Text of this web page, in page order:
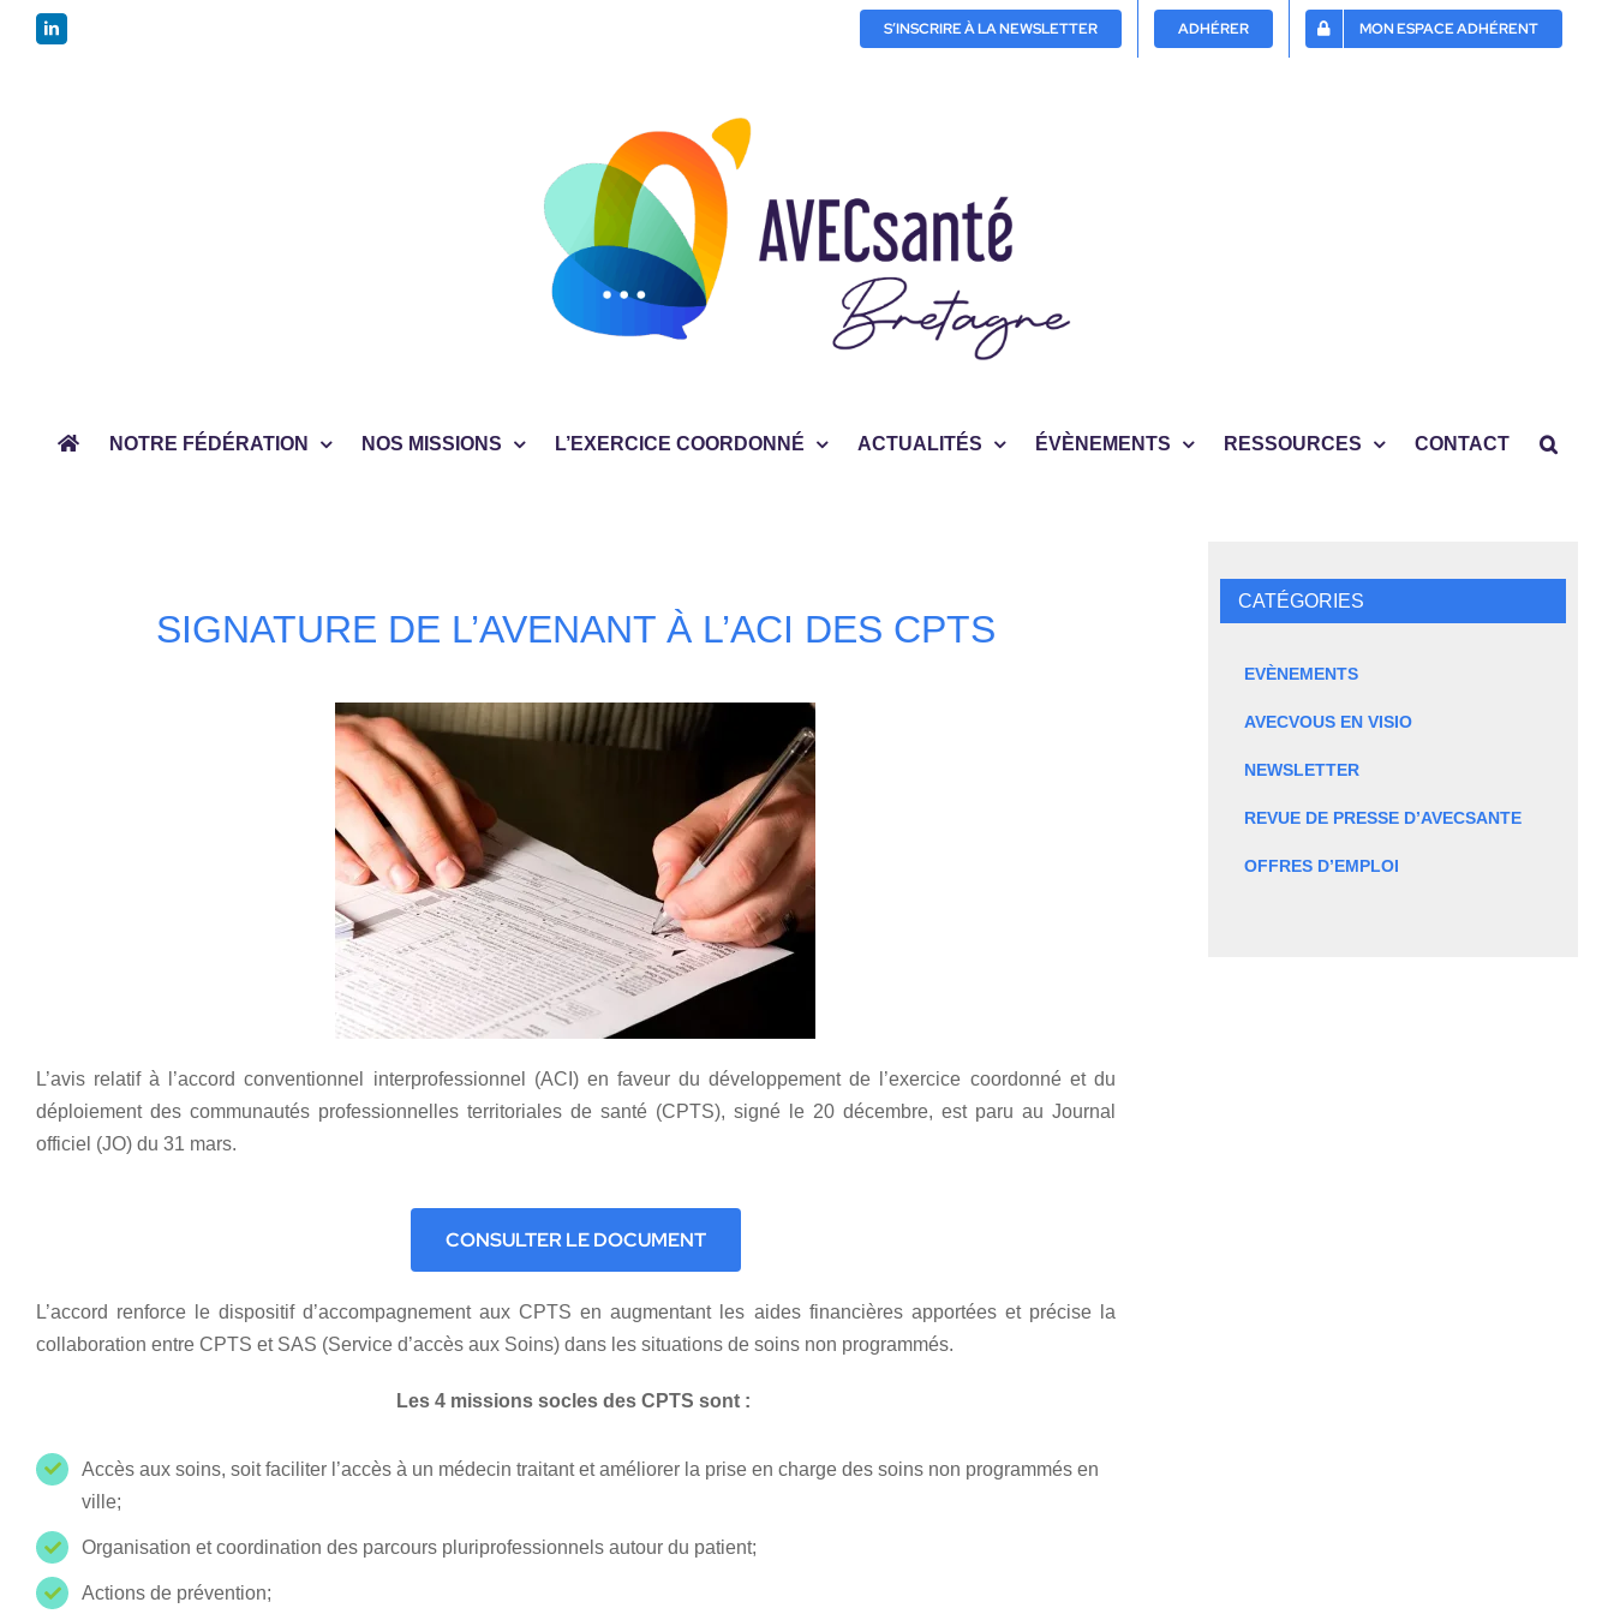
Passer
LinkedIn S’INSCRIRE À LA NEWSLETTER ADHÉRER MON ESPACE ADHÉRENT
NOTRE FÉDÉRATION NOS MISSIONS L’EXERCICE COORDONNÉ ACTUALITÉS ÉVÈNEMENTS RESSOURCES CONTACT
SIGNATURE DE L’AVENANT À L’ACI DES CPTS
L’avis relatif à l’accord conventionnel interprofessionnel (ACI) en faveur du développement de l’exercice coordonné et du
déploiement des communautés professionnelles territoriales de santé (CPTS), signé le 20 décembre, est paru au Journal
officiel (JO) du 31 mars.
CONSULTER LE DOCUMENT
L’accord renforce le dispositif d’accompagnement aux CPTS en augmentant les aides financières apportées et précise la
collaboration entre CPTS et SAS (Service d’accès aux Soins) dans les situations de soins non programmés.
Les 4 missions socles des CPTS sont :
Accès aux soins, soit faciliter l’accès à un médecin traitant et améliorer la prise en charge des soins non programmés en
ville;
Organisation et coordination des parcours pluriprofessionnels autour du patient;
Actions de prévention;
CATÉGORIES
EVÈNEMENTS
AVECVOUS EN VISIO
NEWSLETTER
REVUE DE PRESSE D’AVECSANTE
OFFRES D’EMPLOI